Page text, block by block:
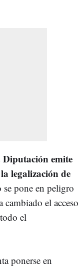
Diputación emite
legalización de
se pone en peligro
cambiado el acceso
el
ponerse en